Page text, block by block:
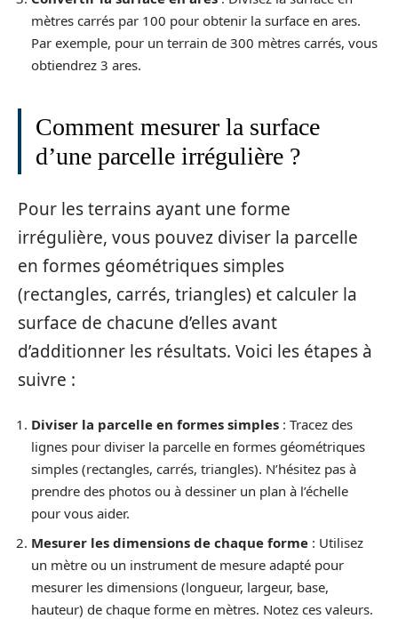
mètres carrés par 100 pour obtenir la surface en ares.
Par exemple, pour un terrain de 300 mètres carrés, vous
obtiendrez 3 ares.
Comment mesurer la surface
d’une parcelle irrégulière ?
Pour les terrains ayant une forme
irrégulière, vous pouvez diviser la parcelle
en formes géométriques simples
(rectangles, carrés, triangles) et calculer la
surface de chacune d’elles avant
d’additionner les résultats. Voici les étapes à
suivre :
Diviser la parcelle en formes simples : Tracez des
lignes pour diviser la parcelle en formes géométriques
simples (rectangles, carrés, triangles). N’hésitez pas à
prendre des photos ou à dessiner un plan à l’échelle
pour vous aider.
Mesurer les dimensions de chaque forme : Utilisez
un mètre ou un instrument de mesure adapté pour
mesurer les dimensions (longueur, largeur, base,
hauteur) de chaque forme en mètres. Notez ces valeurs.